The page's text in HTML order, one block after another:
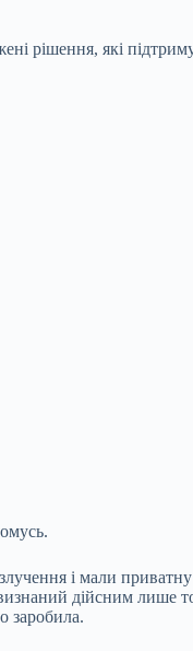
рішення, які
і мали приватну
дійсним лише
заробила.